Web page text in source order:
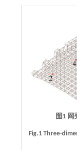
图1 网
Fig.1 Three-